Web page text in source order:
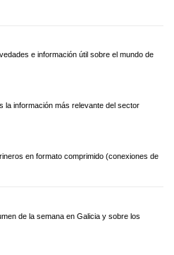
e información útil sobre el mundo de
la información más relevante del sector
en formato comprimido (conexiones de
de la semana en Galicia y sobre los